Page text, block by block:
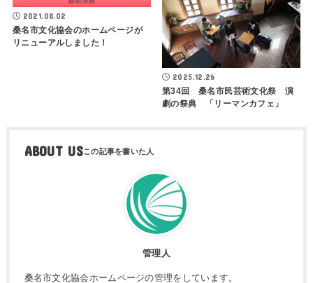
2021.08.02
桑名市文化協会のホームページが
リニューアルしました！
2025.12.26
第34回 桑名市民芸術文化祭 演
劇の祭典 「リーマンカフェ」
ABOUT US
管理人
桑名市文化協会ホームページの管理をしています。